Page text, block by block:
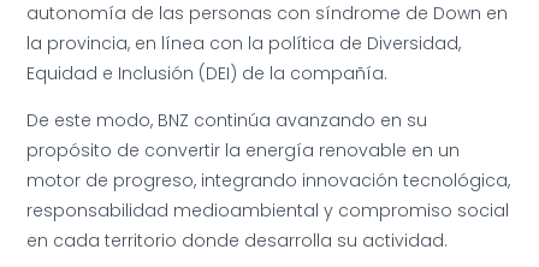
autonomía de las personas con síndrome de Down en
la provincia, en línea con la política de Diversidad,
Equidad e Inclusión (DEI) de la compañía.
De este modo, BNZ continúa avanzando en su
propósito de convertir la energía renovable en un
motor de progreso, integrando innovación tecnológica,
responsabilidad medioambiental y compromiso social
en cada territorio donde desarrolla su actividad.